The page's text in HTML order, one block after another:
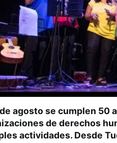
agosto se cumplen 50
de derechos
actividades. Desde